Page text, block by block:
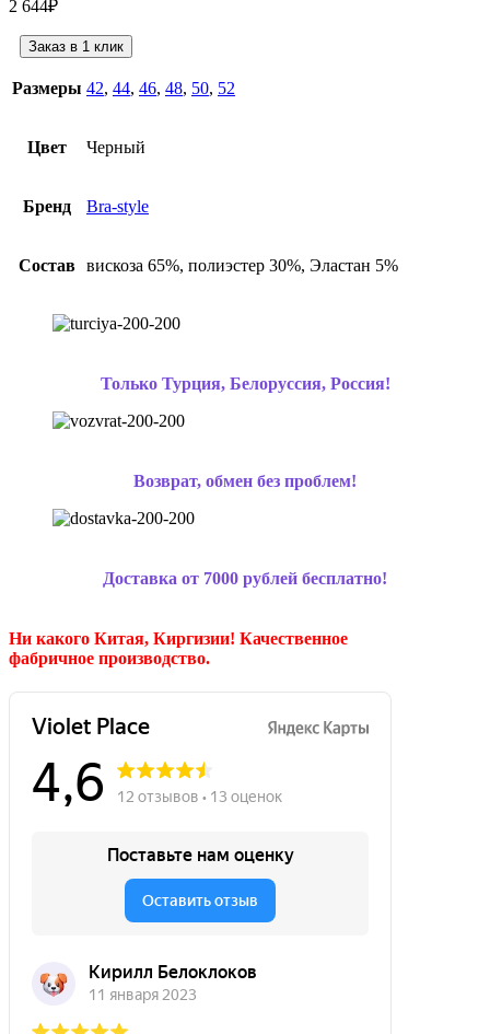
2 644₽
Заказ в 1 клик
Размеры 42, 44, 46, 48, 50, 52
Цвет Черный
Бренд Bra-style
Состав вискоза 65%, полиэстер 30%, Эластан 5%
Только Турция, Белоруссия, Россия!
Возврат, обмен без проблем!
Доставка от 7000 рублей бесплатно!
Ни какого Китая, Киргизии! Качественное
фабричное производство.